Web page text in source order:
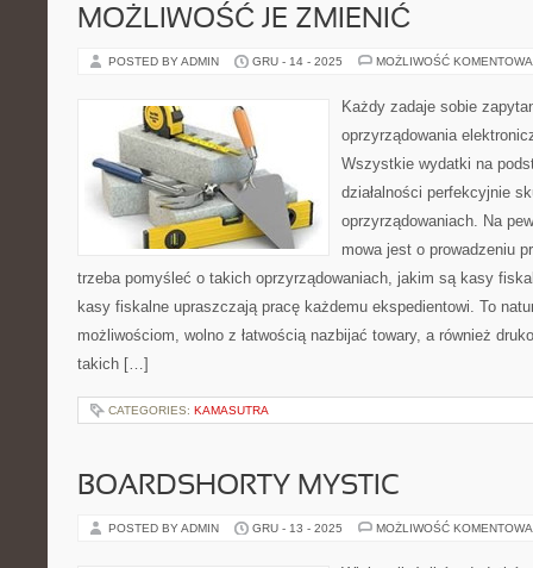
MOŻLIWOŚĆ JE ZMIENIĆ
POSTED BY ADMIN GRU - 14 - 2025 MOŻLIWOŚĆ
Każdy zadaje sobie
oprzyrządowania
Wszystkie wydatki na
działalności perfekcyjnie
oprzyrządowaniach. Na
mowa jest o prowadzeniu
trzeba pomyśleć o takich oprzyrządowaniach, jakim są kasy
kasy fiskalne upraszczają pracę każdemu ekspedientowi. To
możliwościom, wolno z łatwością nazbijać towary, a również
takich […]
CATEGORIES: KAMASUTRA
BOARDSHORTY MYSTIC
POSTED BY ADMIN GRU - 13 - 2025 MOŻLIWOŚĆ